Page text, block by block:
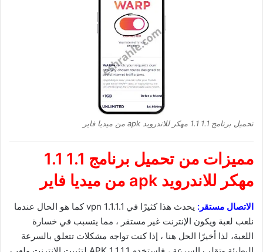
تحميل برنامج 1.1 1.1 مهكر للاندرويد apk من ميديا فاير
مميزات من
تحميل برنامج 1.1 1.1
مهكر للاندرويد apk من ميديا فاير
الاتصال مستقر:
يحدث هذا كثيرًا في 1.1.1.1 vpn كما هو الحال عندما
نلعب لعبة ويكون الإنترنت غير مستقر ، مما يتسبب في خسارة
اللعبة، لذا أخيرًا الحل هنا ، إذا كنت تواجه مشكلات تتعلق بالسرعة